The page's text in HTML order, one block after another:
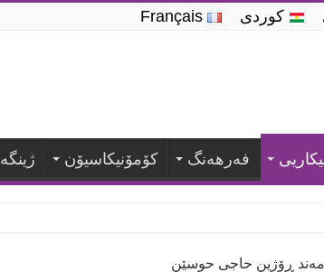
کوردی Français
فه‌رهه‌نگ كۆمۆنیكاسیۆن ژینگە
ڕۆژین حاجی حوسێن